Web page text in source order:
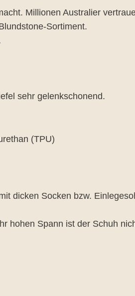
Millionen Australier
Sortiment.
sehr gelenkschonend.
(TPU)
dicken Socken bzw.
hohen Spann ist der Schuh